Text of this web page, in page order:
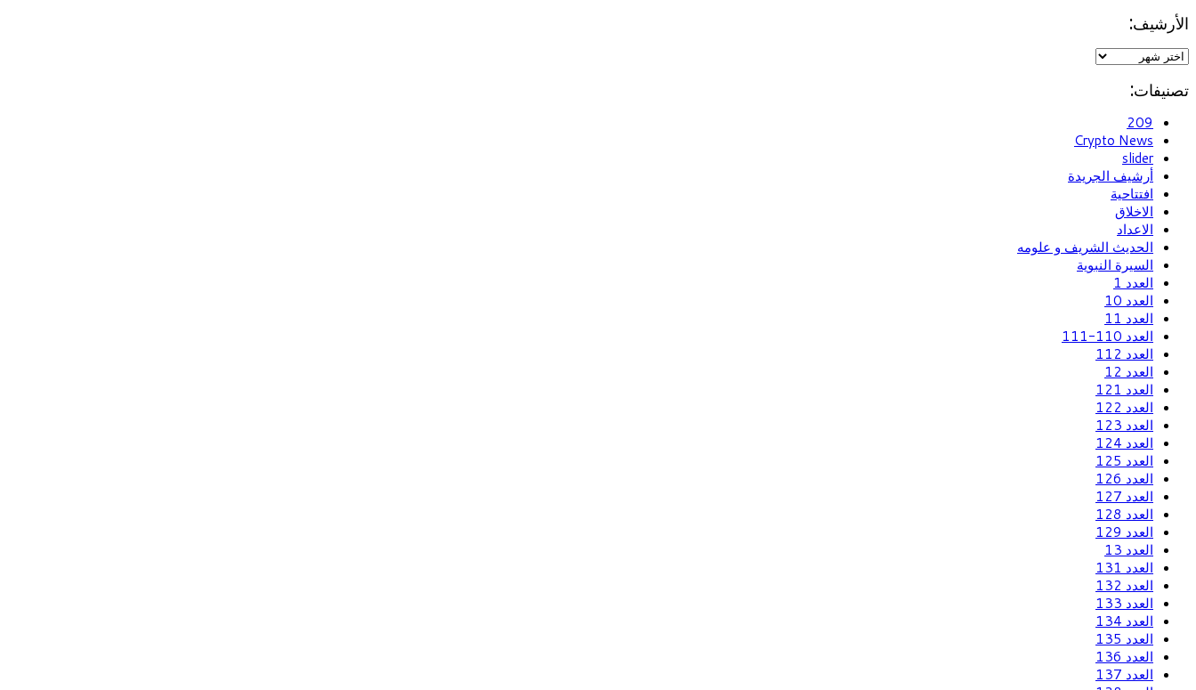
الأرشيف:
تصنيفات:
209
Crypto News
slider
أرشيف الجريدة
افتتاحية
الاخلاق
الاعداد
الحديث الشريف و علومه
السيرة النبوية
العدد 1
العدد 10
العدد 11
العدد 110-111
العدد 112
العدد 12
العدد 121
العدد 122
العدد 123
العدد 124
العدد 125
العدد 126
العدد 127
العدد 128
العدد 129
العدد 13
العدد 131
العدد 132
العدد 133
العدد 134
العدد 135
العدد 136
العدد 137